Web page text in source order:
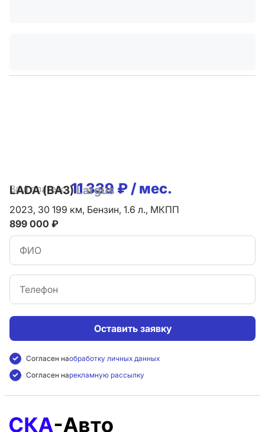
Ваш платеж: 11 339 ₽ / мес.
Оставить заявку
Согласен наобработку личных данных
Согласен нарекламную рассылку
LADA (ВАЗ)Largus
2023, 30 199 км, Бензин, 1.6 л., МКПП
899 000 ₽